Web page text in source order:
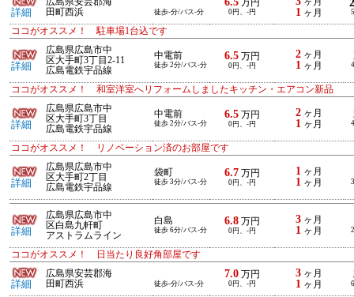
詳細
田町西浜
徒歩-分/バス-分
万円
0円、-円 1 ヶ月
ココがオススメ！ 駐車場1台込です
詳細
広島県広島市中
区大手町3丁目2-11
広島電鉄宇品線
中電前
徒歩 2分/バス-分
6.5万円
0円、-円
2 ヶ月
1 ヶ月
ココがオススメ！ 和室洋室へリフォームしましたキッチン・エアコン新品
詳細
広島県広島市中
区大手町3丁目
広島電鉄宇品線
中電前
徒歩 2分/バス-分
6.5万円
0円、-円
2 ヶ月
1 ヶ月
ココがオススメ！ リノベーション済のお部屋です
詳細
広島県広島市中
区大手町2丁目
広島電鉄宇品線
袋町
徒歩 3分/バス-分
6.7万円
0円、-円
1 ヶ月
1 ヶ月
詳細
広島県広島市中
区白島九軒町
アストラムライン
白島
徒歩 6分/バス-分
6.8万円
0円、-円
3 ヶ月
1 ヶ月
ココがオススメ！ 日当たり良好角部屋です
詳細
広島県安芸郡海
田町西浜
徒歩-分/バス-分
7.0万円
0円、-円
3 ヶ月
1 ヶ月